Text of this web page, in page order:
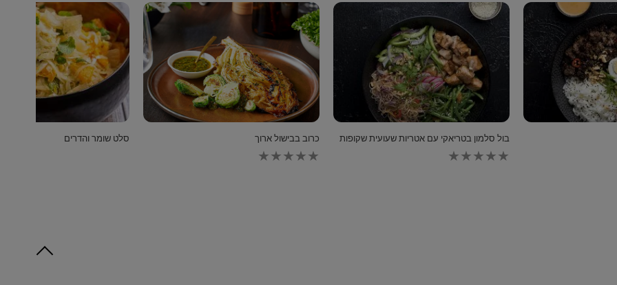
נשלחו
בול סלמון בטריאקי עם אטריות שעועית שקופות
נשלחו
כרוב בבישול ארוך סלט שומר והדרים